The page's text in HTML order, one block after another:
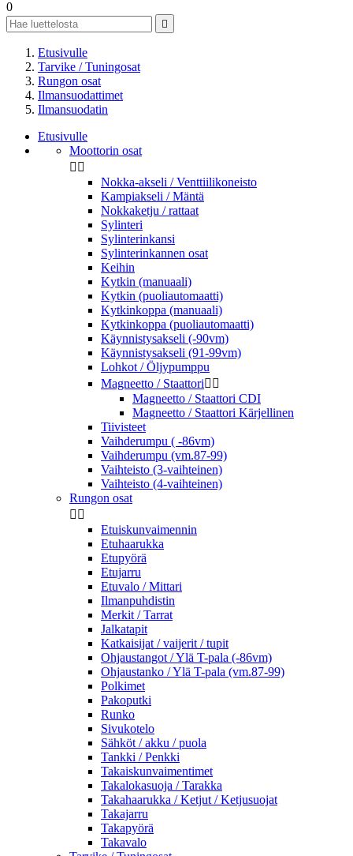
0

Etusivulle
Tarvike / Tuningosat
Rungon osat
Ilmansuodattimet
Ilmansuodatin
Etusivulle
Moottorin osat
 
Nokka-akseli / Venttiilikoneisto
Kampiakseli / Mäntä
Nokkaketju / rattaat
Sylinteri
Sylinterinkansi
Sylinterinkannen osat
Keihin
Kytkin (manuaali)
Kytkin (puoliautomaatti)
Kytkinkoppa (manuaali)
Kytkinkoppa (puoliautomaatti)
Käynnistysakseli (-90vm)
Käynnistysakseli (91-99vm)
Lohkot / Öljypumppu
Magneetto / Staattori 
Magneetto / Staattori CDI
Magneetto / Staattori Kärjellinen
Tiivisteet
Vaihderumpu ( -86vm)
Vaihderumpu (vm.87-99)
Vaihteisto (3-vaihteinen)
Vaihteisto (4-vaihteinen)
Rungon osat
 
Etuiskunvaimennin
Etuhaarukka
Etupyörä
Etujarru
Etuvalo / Mittari
Ilmanpuhdistin
Merkit / Tarrat
Jalkatapit
Katkaisijat / vaijerit / tupit
Ohjaustangot / Ylä T-pala (-86vm)
Ohjaustanko / Ylä T-pala (vm.87-99)
Polkimet
Pakoputki
Runko
Sivukotelo
Sähköt / akku / puola
Tankki / Penkki
Takaiskunvaimentimet
Takalokasuoja / Tarakka
Takahaarukka / Ketjut / Ketjusuojat
Takajarru
Takapyörä
Takavalo